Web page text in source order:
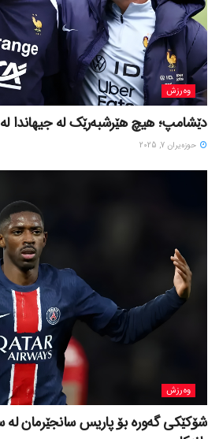
وەرزش
دێشامپ؛ هیچ هێرشبەرێک لە جیهاندا لە
حوزه‌یران 7, 2025
وەرزش
شۆکێکی گەورە بۆ پاریس سانجێرمان